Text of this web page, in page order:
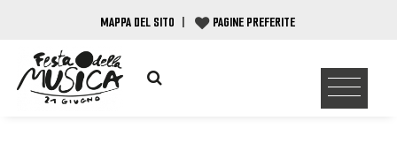
MAPPA DEL SITO | PAGINE PREFERITE